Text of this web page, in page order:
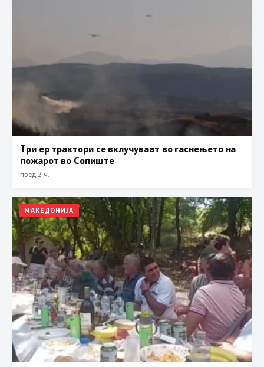
Три ер трактори се вклучуваат во гаснењето на
пожарот во Сопиште
пред 2 ч.
МАКЕДОНИЈА